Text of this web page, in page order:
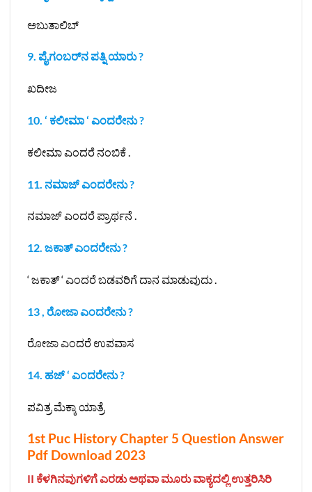
ಅಬುತಾಲಿಬ್
9. ಪೈಗಂಬರ್‌ನ ಪತ್ನಿ ಯಾರು ?
ಖದೀಜ
10. ‘ ಕಲೀಮಾ ‘ ಎಂದರೇನು ?
ಕಲೀಮಾ ಎಂದರೆ ನಂಬಿಕೆ .
11. ನಮಾಜ್ ಎಂದರೇನು ?
ನಮಾಜ್ ಎಂದರೆ ಪ್ರಾರ್ಥನೆ .
12. ಜಕಾತ್ ಎಂದರೇನು ?
‘ ಜಕಾತ್ ‘ ಎಂದರೆ ಬಡವರಿಗೆ ದಾನ ಮಾಡುವುದು .
13 , ರೋಜಾ ಎಂದರೇನು ?
ರೋಜಾ ಎಂದರೆ ಉಪವಾಸ
14. ಹಜ್ ‘ ಎಂದರೇನು ?
ಪವಿತ್ರ ಮೆಕ್ಕಾ ಯಾತ್ರೆ
1st Puc History Chapter 5 Question Answer
Pdf Download 2023
II ಕೆಳಗಿನವುಗಳಿಗೆ ಎರಡು ಅಥವಾ ಮೂರು ವಾಕ್ಯದಲ್ಲಿ ಉತ್ತರಿಸಿರಿ